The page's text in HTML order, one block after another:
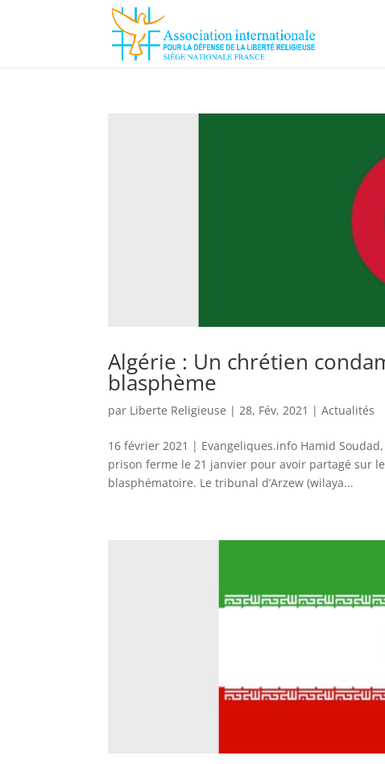
Algérie : Un chrétien
blasphème
par Liberte Religieuse | 28, Fév, 2021 |Actualités
16 février 2021 | Evangeliques.info Hamid
prison ferme le 21 janvier pour avoir partagé sur
blasphématoire. Le tribunal d’Arzew (wilaya...